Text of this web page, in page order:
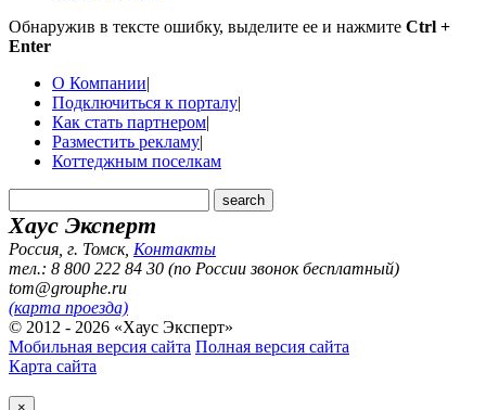
Обнаружив в тексте ошибку, выделите ее и нажмите Ctrl +
Enter
О Компании|
Подключиться к порталу|
Как стать партнером|
Разместить рекламу|
Коттеджным поселкам
Хаус Эксперт
Россия, г. Томск, Контакты
тел.: 8 800 222 84 30 (по России звонок бесплатный)
tom@grouphe.ru
(карта проезда)
© 2012 - 2026 «Хаус Эксперт»
Мобильная версия сайта Полная версия сайта
Карта сайта